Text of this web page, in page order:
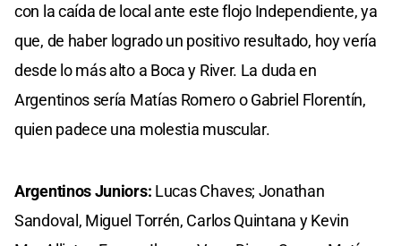
con la caída de local ante este flojo Independiente, ya
que, de haber logrado un positivo resultado, hoy vería
desde lo más alto a Boca y River. La duda en
Argentinos sería Matías Romero o Gabriel Florentín,
quien padece una molestia muscular.
Argentinos Juniors: Lucas Chaves; Jonathan
Sandoval, Miguel Torrén, Carlos Quintana y Kevin